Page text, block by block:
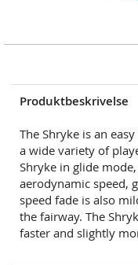
to
of
the
gallery
Produktbeskrivelse
The Shryke is an
a wide variety of
Shryke in glide
aerodynamic speed,
speed fade is also
the fairway. The
faster and slightly